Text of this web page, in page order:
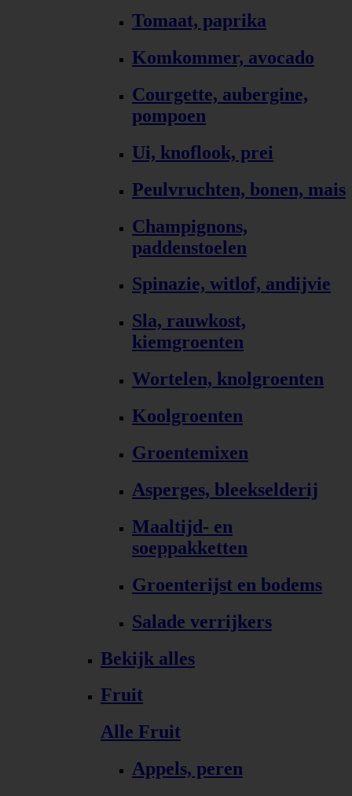
Tomaat, paprika
Komkommer, avocado
Courgette, aubergine,
pompoen
Ui, knoflook, prei
Peulvruchten, bonen, mais
Champignons,
paddenstoelen
Spinazie, witlof, andijvie
Sla, rauwkost,
kiemgroenten
Wortelen, knolgroenten
Koolgroenten
Groentemixen
Asperges, bleekselderij
Maaltijd- en
soeppakketten
Groenterijst en bodems
Salade verrijkers
Bekijk alles
Fruit
Alle Fruit
Appels, peren